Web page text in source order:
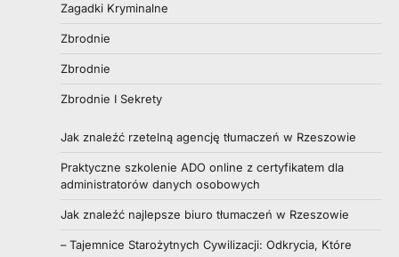
Zagadki Kryminalne
Zbrodnie
Zbrodnie
Zbrodnie I Sekrety
Jak znaleźć rzetelną agencję tłumaczeń w Rzeszowie
Praktyczne szkolenie ADO online z certyfikatem dla
administratorów danych osobowych
Jak znaleźć najlepsze biuro tłumaczeń w Rzeszowie
– Tajemnice Starożytnych Cywilizacji: Odkrycia, Które